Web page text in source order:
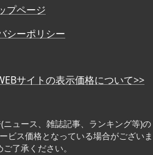
プページ
シーポリシー
サイトの表示価格について>>
ュース、雑誌記事、ランキング等)の
ビス価格となっている場合がございま
了承ください。